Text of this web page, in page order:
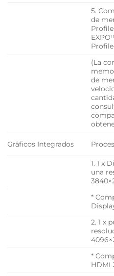
5.
de
(La
de
Gráficos Integrados
1. 1 x
una
*
2. 1 x
*
HDMI